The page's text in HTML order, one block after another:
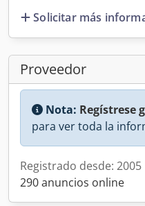
Solicitar más
Proveedor
Nota: Regístrese
para ver toda la
Registrado desde: 2005
290 anuncios online